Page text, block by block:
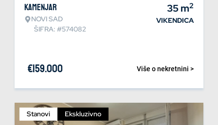
Kamenjar
NOVI SAD
ŠIFRA: #574082
35m2
VIKENDICA
Više o nekretnini >
€159.000
Stanovi Ekskluzivno